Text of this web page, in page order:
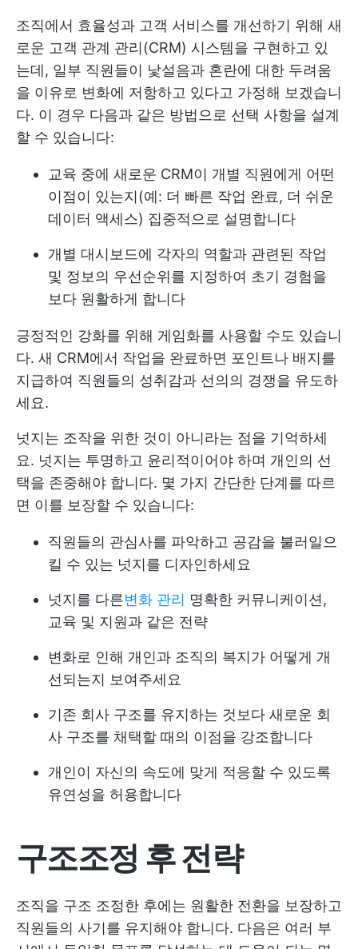
조직에서 효율성과 고객 서비스를 개선하기 위해 새
로운 고객 관계 관리(CRM) 시스템을 구현하고 있
는데, 일부 직원들이 낯설음과 혼란에 대한 두려움
을 이유로 변화에 저항하고 있다고 가정해 보겠습니
다. 이 경우 다음과 같은 방법으로 선택 사항을 설계
할 수 있습니다:
교육 중에 새로운 CRM이 개별 직원에게 어떤
이점이 있는지(예: 더 빠른 작업 완료, 더 쉬운
데이터 액세스) 집중적으로 설명합니다
개별 대시보드에 각자의 역할과 관련된 작업
및 정보의 우선순위를 지정하여 초기 경험을
보다 원활하게 합니다
긍정적인 강화를 위해 게임화를 사용할 수도 있습니
다. 새 CRM에서 작업을 완료하면 포인트나 배지를
지급하여 직원들의 성취감과 선의의 경쟁을 유도하
세요.
넛지는 조작을 위한 것이 아니라는 점을 기억하세
요. 넛지는 투명하고 윤리적이어야 하며 개인의 선
택을 존중해야 합니다. 몇 가지 간단한 단계를 따르
면 이를 보장할 수 있습니다:
직원들의 관심사를 파악하고 공감을 불러일으
킬 수 있는 넛지를 디자인하세요
넛지를 다른변화 관리 명확한 커뮤니케이션,
교육 및 지원과 같은 전략
변화로 인해 개인과 조직의 복지가 어떻게 개
선되는지 보여주세요
기존 회사 구조를 유지하는 것보다 새로운 회
사 구조를 채택할 때의 이점을 강조합니다
개인이 자신의 속도에 맞게 적응할 수 있도록
유연성을 허용합니다
구조조정 후 전략
조직을 구조 조정한 후에는 원활한 전환을 보장하고
직원들의 사기를 유지해야 합니다. 다음은 여러 부